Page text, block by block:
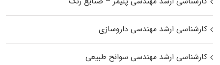
کارشناسی ارشد مهندسی داروسازی
کارشناسی ارشد مهندسی سوانح طبیعی